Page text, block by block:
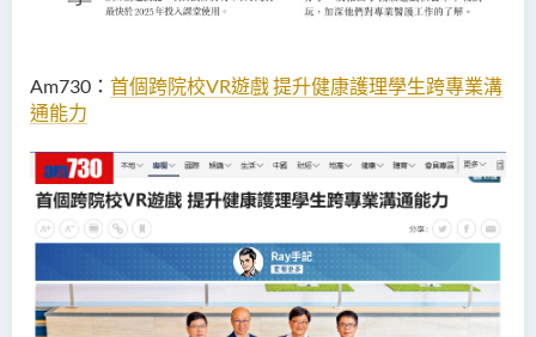
Am730 ： 首個跨院校VR遊戲 提升健康護理學生跨專業溝
通能力